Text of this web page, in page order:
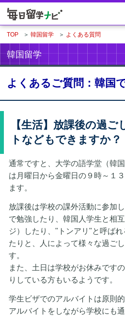
TOP ＞ 韓国留学 ＞ よくある質問
韓国留学
よくあるご質問：韓国
【生活】放課後の過
トなどもできますか？
通常ですと、大学の語学堂（韓
は月曜日から金曜日の９時～１
ます。
放課後は学校の課外活動に参加
で勉強したり、韓国人学生と相
ジ）したり、"トンアリ"と呼ば
たりと、人によって様々な過ご
す。
また、土日は学校がお休みです
りしている方もいるようです。
学生ビザでのアルバイトは原則
アルバイトをしながら学校にも